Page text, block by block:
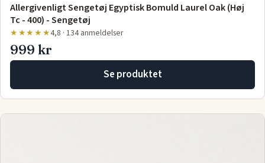
Allergivenligt Sengetøj Egyptisk Bomuld Laurel Oak (Høj
Tc - 400) - Sengetøj
★★★★★4,8 · 134 anmeldelser
999 kr
Se produktet